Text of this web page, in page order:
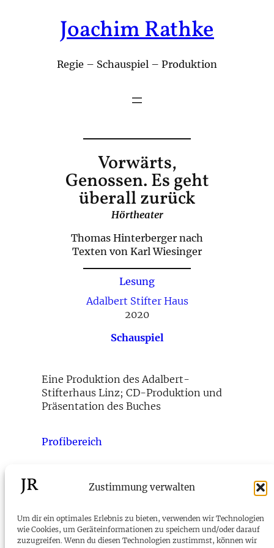
Zustimmung verwalten
Um dir ein optimales Erlebnis zu bieten, verwenden wir Technologien
wie Cookies, um Geräteinformationen zu speichern und/oder darauf
zuzugreifen. Wenn du diesen Technologien zustimmst, können wir
Joachim Rathke
Regie – Schauspiel – Produktion
Vorwärts,
Genossen. Es geht
überall zurück
Hörtheater
Thomas Hinterberger nach
Texten von Karl Wiesinger
Lesung
Adalbert Stifter Haus
2020
Schauspiel
Eine Produktion des Adalbert-
Stifterhaus Linz; CD-Produktion und
Präsentation des Buches
Profibereich
← Offene
Es war einmal ein